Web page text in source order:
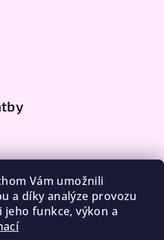
Vám umožnili
a díky analýze provozu
jeho funkce, výkon a